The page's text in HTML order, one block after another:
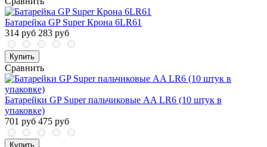
Батарейка GP Super Крона 6LR61
314 руб 283 руб
Купить
Сравнить
Батарейки GP Super пальчиковые AA LR6 (10 штук в
упаковке)
701 руб 475 руб
Купить